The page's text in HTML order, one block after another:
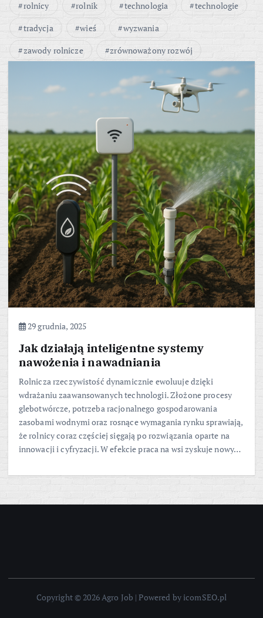
rolnicy
rolnik technologia
technologie
tradycja
wieś
wyzwania
zawody rolnicze
zrównoważony rozwój
29 grudnia, 2025
Jak działają inteligentne systemy
nawożenia i nawadniania
Rolnicza rzeczywistość dynamicznie ewoluuje dzięki
wdrażaniu zaawansowanych technologii. Złożone procesy
glebotwórcze, potrzeba racjonalnego gospodarowania
zasobami wodnymi oraz rosnące wymagania rynku sprawiają,
że rolnicy coraz częściej sięgają po rozwiązania oparte na
innowacji i cyfryzacji. W efekcie praca na wsi zyskuje nowy…
Copyright © 2026 Agro Job | Powered by icomSEO.pl